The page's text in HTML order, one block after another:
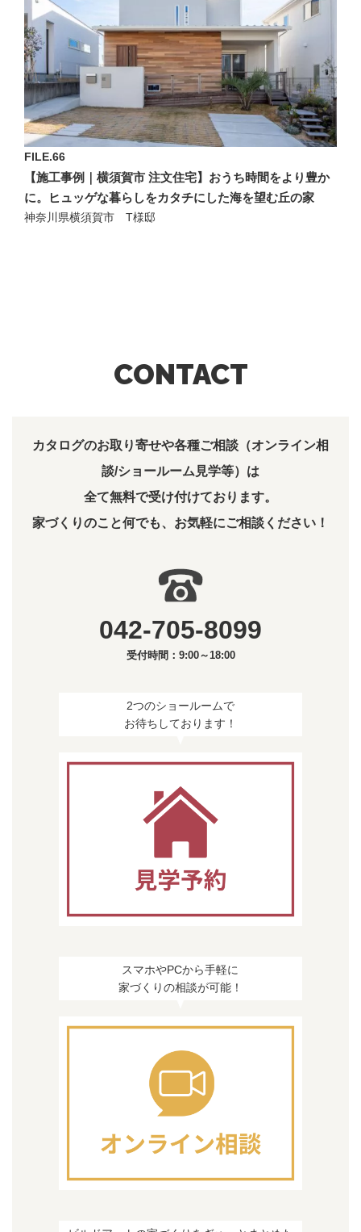
FILE.66
【施工事例｜横須賀市 注文住宅】おうち時間をより豊か
に。ヒュッゲな暮らしをカタチにした海を望む丘の家
神奈川県横須賀市 T様邸
CONTACT
カタログのお取り寄せや各種ご相談（オンライン相
談/ショールーム見学等）は
全て無料で受け付けております。
家づくりのこと何でも、お気軽にご相談ください！
042-705-8099
受付時間：9:00～18:00
2つのショールームで
お待ちしております！
スマホやPCから手軽に
家づくりの相談が可能！